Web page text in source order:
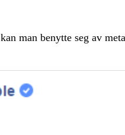
kan man benytte seg av